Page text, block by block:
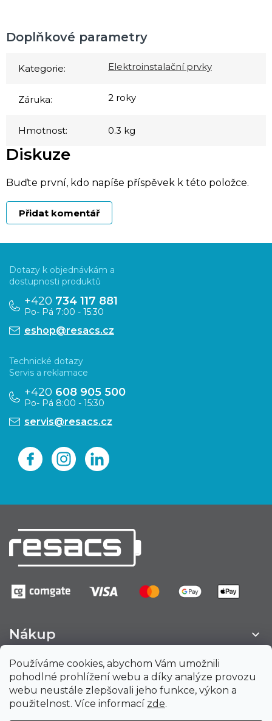
Používáme cookies, abychom Vám umožnili
pohodlné prohlížení webu a díky analýze provozu
webu neustále zlepšovali jeho funkce, výkon a
použitelnost. Více informací zde.
Doplňkové parametry
Kategorie: Elektroinstalační prvky
Záruka: 2 roky
Hmotnost: 0.3 kg
Diskuze
Buďte první, kdo napíše příspěvek k této položce.
Přidat komentář
p
Dotazy k objednávkám a
dostupnosti produktů
+420 734 117 881
Po- Pá 7:00 - 15:30
eshop@resacs.cz
Technické dotazy
Servis a reklamace
+420 608 905 500
Po- Pá 8:00 - 15:30
servis@resacs.cz
Nákup
Obchod, kancelář
Provozovna, Sklad